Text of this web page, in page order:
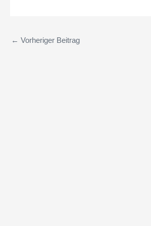
← Vorheriger Beitrag